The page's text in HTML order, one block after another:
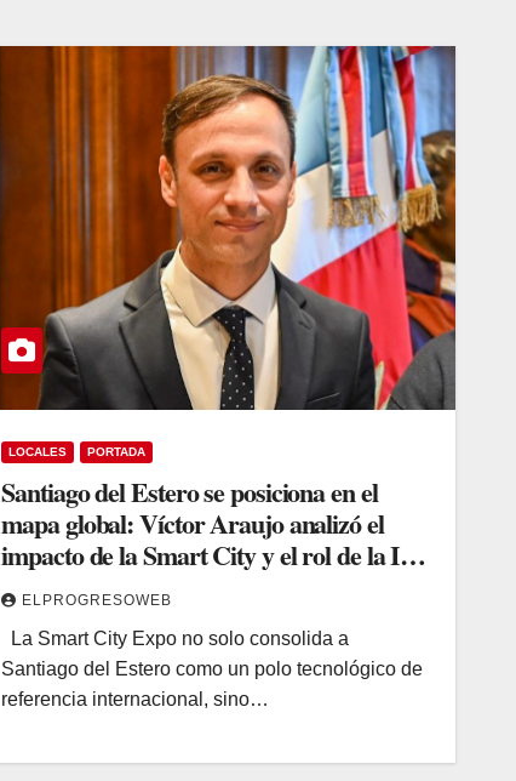
LOCALES PORTADA
Santiago del Estero se posiciona en el
mapa global: Víctor Araujo analizó el
impacto de la Smart City y el rol de la IA
en el Estado
ELPROGRESOWEB
La Smart City Expo no solo consolida a
Santiago del Estero como un polo tecnológico de
referencia internacional, sino…